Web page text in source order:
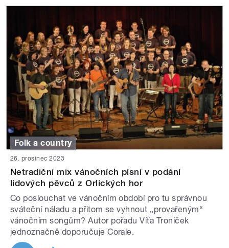
Folk a country
26. prosinec 2023
Netradiční mix vánočních písní v podání
lidových pěvců z Orlických hor
Co poslouchat ve vánočním období pro tu správnou
sváteční náladu a přitom se vyhnout „provařeným“
vánočním songům? Autor pořadu Víťa Troníček
jednoznačně doporučuje Corale.